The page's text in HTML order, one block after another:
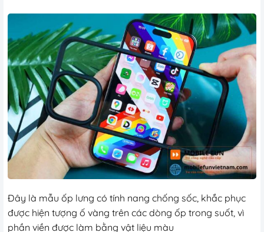
Đây là mẫu ốp lưng có tính nang chống sốc, khắc phục
được hiện tượng ố vàng trên các dòng ốp trong suốt, vì
phần viền được làm bằng vật liệu màu